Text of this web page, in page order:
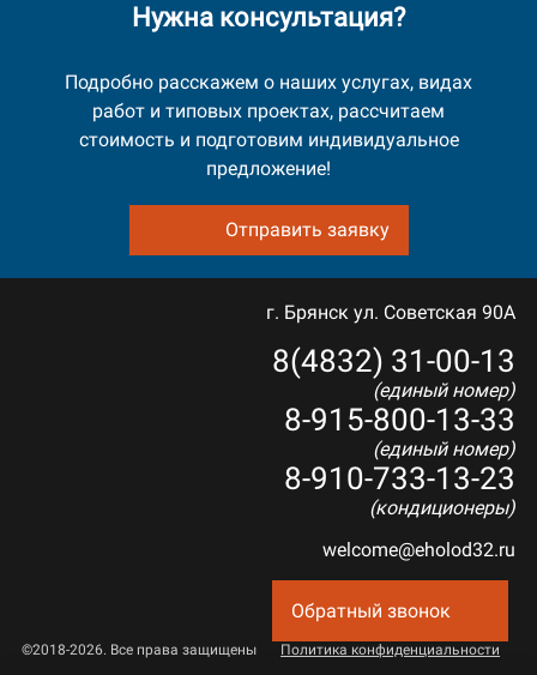
Нужна консультация?
Подробно расскажем о наших услугах, видах
работ и типовых проектах, рассчитаем
стоимость и подготовим индивидуальное
предложение!
Отправить заявку
©2018-2026. Все права защищены
г. Брянск ул. Советская 90А
8(4832) 31-00-13
(единый номер)
8-915-800-13-33
(единый номер)
8-910-733-13-23
(кондиционеры)
welcome@eholod32.ru
Обратный звонок
Политика конфиденциальности